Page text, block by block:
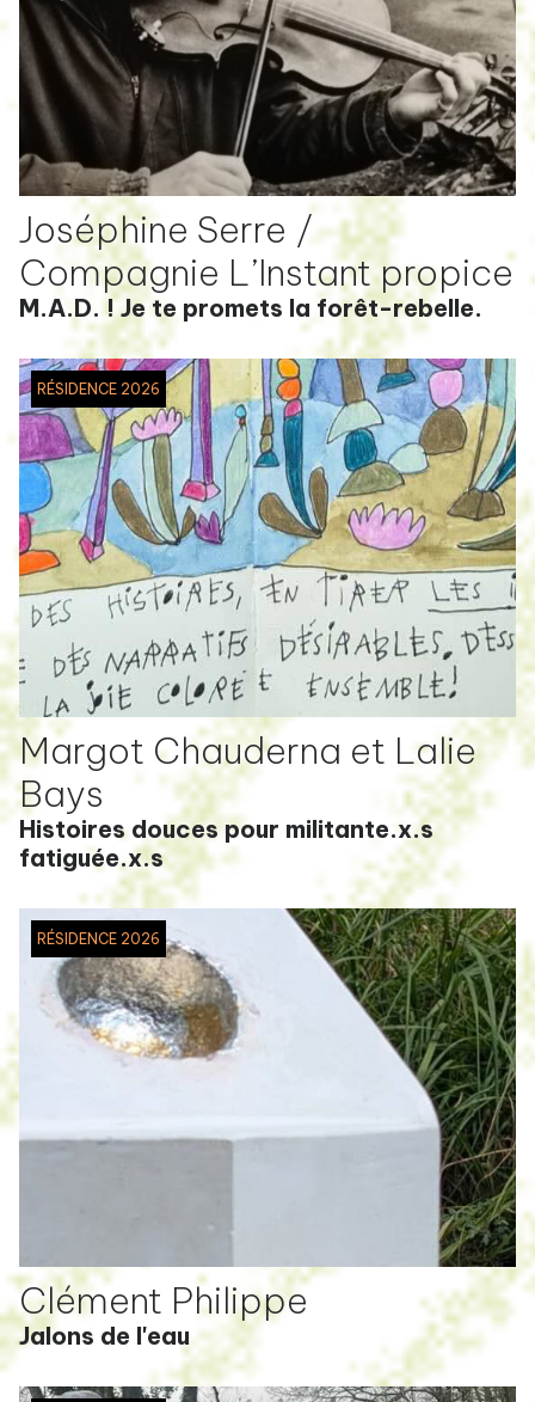
Joséphine Serre /
Compagnie L’Instant propice
M.A.D. ! Je te promets la forêt-rebelle.
RÉSIDENCE 2026
Margot Chauderna et Lalie
Bays
Histoires douces pour militante.x.s
fatiguée.x.s
RÉSIDENCE 2026
Clément Philippe
Jalons de l'eau